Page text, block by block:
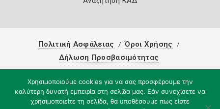
Πολιτική Ασφάλειας
Όροι Χρήσης
Δήλωση Προσβασιμότητας
Χρησιμοποιούμε cookies για να σας προσφέρουμε την
καλύτερη δυνατή εμπειρία στη σελίδα μας. Εάν συνεχίσετε να
χρησιμοποιείτε τη σελίδα, θα υποθέσουμε πως είστε